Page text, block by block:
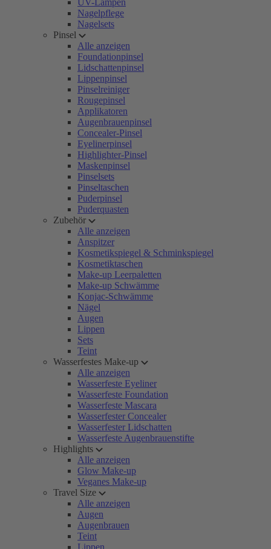
UV-Lampen
Nagelpflege
Nagelsets
Pinsel
Alle anzeigen
Foundationpinsel
Lidschattenpinsel
Lippenpinsel
Pinselreiniger
Rougepinsel
Applikatoren
Augenbrauenpinsel
Concealer-Pinsel
Eyelinerpinsel
Highlighter-Pinsel
Maskenpinsel
Pinselsets
Pinseltaschen
Puderpinsel
Puderquasten
Zubehör
Alle anzeigen
Anspitzer
Kosmetikspiegel & Schminkspiegel
Kosmetiktaschen
Make-up Leerpaletten
Make-up Schwämme
Konjac-Schwämme
Nägel
Augen
Lippen
Sets
Teint
Wasserfestes Make-up
Alle anzeigen
Wasserfeste Eyeliner
Wasserfeste Foundation
Wasserfeste Mascara
Wasserfester Concealer
Wasserfester Lidschatten
Wasserfeste Augenbrauenstifte
Highlights
Alle anzeigen
Glow Make-up
Veganes Make-up
Travel Size
Alle anzeigen
Augen
Augenbrauen
Teint
Lippen